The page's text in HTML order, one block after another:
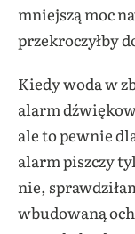
mniejszą moc
przekroczyłby
Kiedy woda w
alarm
ale to pewnie
alarm piszczy
nie,
wbudowaną